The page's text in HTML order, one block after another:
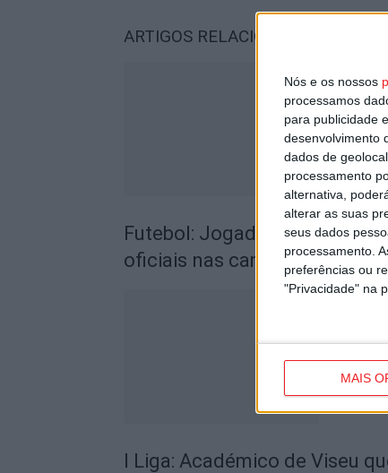
Nós e os nossos
processamos
para publicidade
desenvolvimento
dados de
processamento
alternativa,
alterar as suas
seus dados
processamento.
preferências ou
"Privacidade" na
MAIS
ARTIGOS RELACIONADOS
Futebol: Jogadores do
oficiais nas camisolas
I Liga: Académico de Viseu